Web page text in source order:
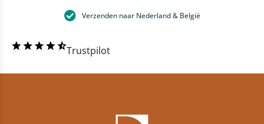
Verzenden naar Nederland & België
Trustpilot